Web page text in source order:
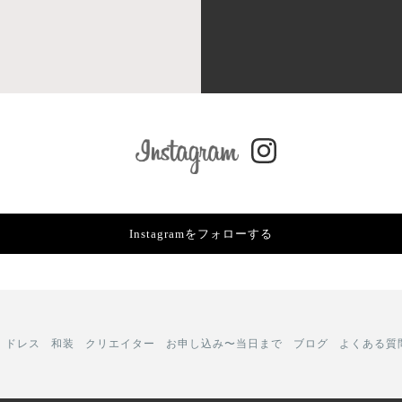
Instagramをフォローする
ドレス 和装 クリエイター お申し込み〜当日まで ブログ よくある質